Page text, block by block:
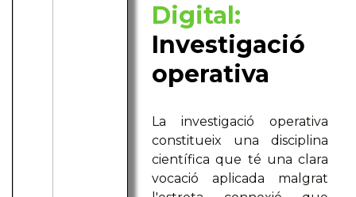
Digital:
Investigació
operativa
La investigació operativa
constitueix una disciplina
científica que té una clara
vocació aplicada malgrat